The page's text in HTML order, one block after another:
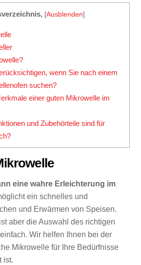
[Ausblenden]
wenn Sie nach einem
suchen?
einer guten Mikrowelle im
und Zubehörteile sind für
eine wahre Erleichterung im
ein schnelles und
und Erwärmen von Speisen.
aber die Auswahl des richtigen
Wir helfen Ihnen bei der
Mikrowelle für Ihre Bedürfnisse
ist.